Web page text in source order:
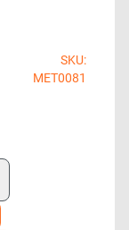
SKU:
MET0081